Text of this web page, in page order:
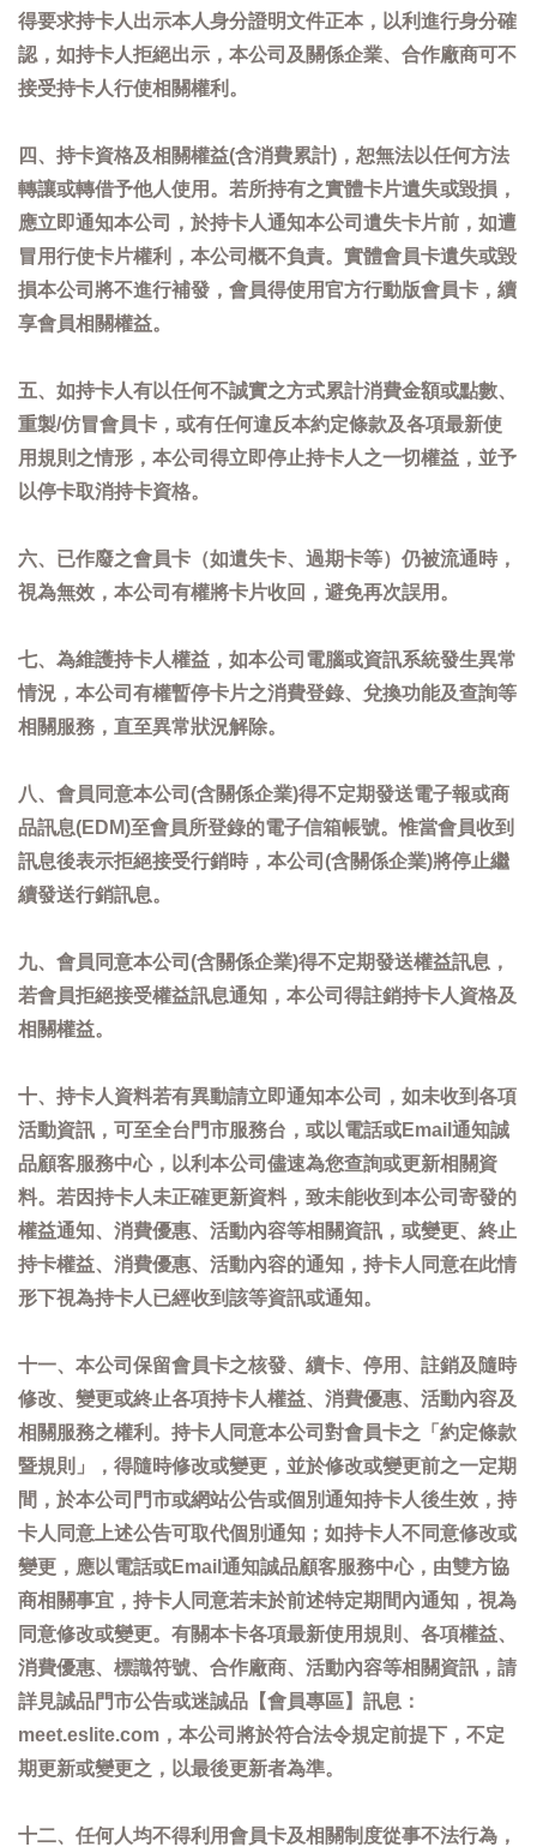
得要求持卡人出示本人身分證明文件正本，以利進行身分確
認，如持卡人拒絕出示，本公司及關係企業、合作廠商可不
接受持卡人行使相關權利。
四、持卡資格及相關權益(含消費累計)，恕無法以任何方法
轉讓或轉借予他人使用。若所持有之實體卡片遺失或毀損，
應立即通知本公司，於持卡人通知本公司遺失卡片前，如遭
冒用行使卡片權利，本公司概不負責。實體會員卡遺失或毀
損本公司將不進行補發，會員得使用官方行動版會員卡，續
享會員相關權益。
五、如持卡人有以任何不誠實之方式累計消費金額或點數、
重製/仿冒會員卡，或有任何違反本約定條款及各項最新使
用規則之情形，本公司得立即停止持卡人之一切權益，並予
以停卡取消持卡資格。
六、已作廢之會員卡（如遺失卡、過期卡等）仍被流通時，
視為無效，本公司有權將卡片收回，避免再次誤用。
七、為維護持卡人權益，如本公司電腦或資訊系統發生異常
情況，本公司有權暫停卡片之消費登錄、兌換功能及查詢等
相關服務，直至異常狀況解除。
八、會員同意本公司(含關係企業)得不定期發送電子報或商
品訊息(EDM)至會員所登錄的電子信箱帳號。惟當會員收到
訊息後表示拒絕接受行銷時，本公司(含關係企業)將停止繼
續發送行銷訊息。
九、會員同意本公司(含關係企業)得不定期發送權益訊息，
若會員拒絕接受權益訊息通知，本公司得註銷持卡人資格及
相關權益。
十、持卡人資料若有異動請立即通知本公司，如未收到各項
活動資訊，可至全台門市服務台，或以電話或Email通知誠
品顧客服務中心，以利本公司儘速為您查詢或更新相關資
料。若因持卡人未正確更新資料，致未能收到本公司寄發的
權益通知、消費優惠、活動內容等相關資訊，或變更、終止
持卡權益、消費優惠、活動內容的通知，持卡人同意在此情
形下視為持卡人已經收到該等資訊或通知。
十一、本公司保留會員卡之核發、續卡、停用、註銷及隨時
修改、變更或終止各項持卡人權益、消費優惠、活動內容及
相關服務之權利。持卡人同意本公司對會員卡之「約定條款
暨規則」，得隨時修改或變更，並於修改或變更前之一定期
間，於本公司門市或網站公告或個別通知持卡人後生效，持
卡人同意上述公告可取代個別通知；如持卡人不同意修改或
變更，應以電話或Email通知誠品顧客服務中心，由雙方協
商相關事宜，持卡人同意若未於前述特定期間內通知，視為
同意修改或變更。有關本卡各項最新使用規則、各項權益、
消費優惠、標識符號、合作廠商、活動內容等相關資訊，請
詳見誠品門市公告或迷誠品【會員專區】訊息：
meet.eslite.com，本公司將於符合法令規定前提下，不定
期更新或變更之，以最後更新者為準。
十二、任何人均不得利用會員卡及相關制度從事不法行為，